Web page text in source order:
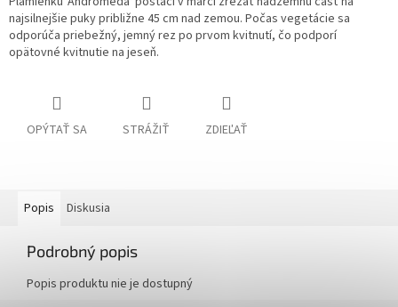
najsilnejšie puky približne 45 cm nad zemou. Počas vegetácie sa
odporúča priebežný, jemný rez po prvom kvitnutí, čo podporí
opätovné kvitnutie na jeseň.
OPÝTAŤ SA STRÁŽIŤ ZDIEĽAŤ
Popis Diskusia
Podrobný popis
Popis produktu nie je dostupný